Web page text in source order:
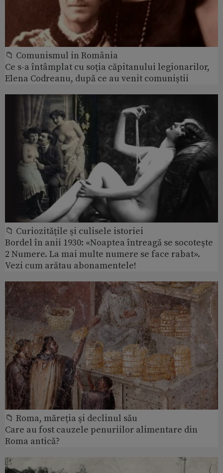
📁 Comunismul in România
Ce s-a întâmplat cu soţia căpitanului legionarilor,
Elena Codreanu, după ce au venit comuniștii
📁 Curiozităţile şi culisele istoriei
Bordel în anii 1930: «Noaptea întreagă se socoteşte
2 Numere. La mai multe numere se face rabat».
Vezi cum arătau abonamentele!
📁 Roma, măreţia şi declinul său
Care au fost cauzele penuriilor alimentare din
Roma antică?